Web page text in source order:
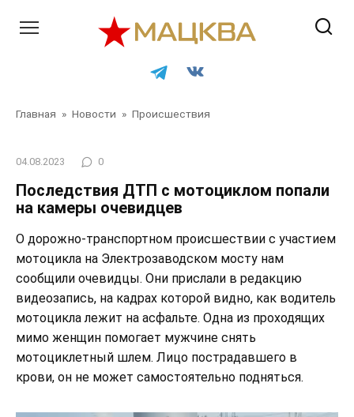
Главная » Новости » Происшествия
04.08.2023 0
Последствия ДТП с мотоциклом попали
на камеры очевидцев
О дорожно-транспортном происшествии с участием
мотоцикла на Электрозаводском мосту нам
сообщили очевидцы. Они прислали в редакцию
видеозапись, на кадрах которой видно, как водитель
мотоцикла лежит на асфальте. Одна из проходящих
мимо женщин помогает мужчине снять
мотоциклетный шлем. Лицо пострадавшего в
крови, он не может самостоятельно подняться.